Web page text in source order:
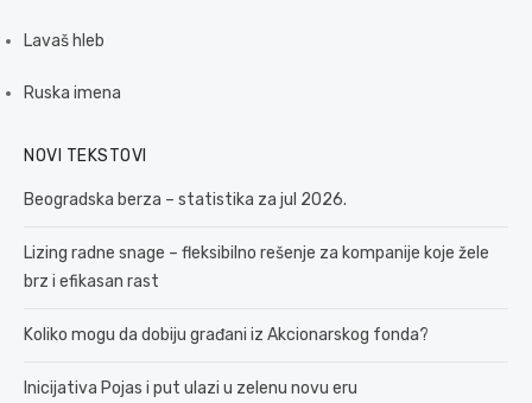
Lavaš hleb
Ruska imena
NOVI TEKSTOVI
Beogradska berza – statistika za jul 2026.
Lizing radne snage – fleksibilno rešenje za kompanije koje žele
brz i efikasan rast
Koliko mogu da dobiju građani iz Akcionarskog fonda?
Inicijativa Pojas i put ulazi u zelenu novu eru